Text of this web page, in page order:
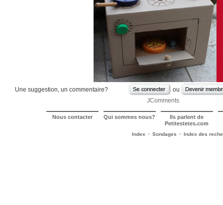
Une suggestion, un commentaire?
ou
JComments
Nous contacter Qui sommes nous? Ils parlent de
Petitestetes.com
Index - Sondages - Index des